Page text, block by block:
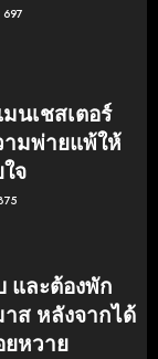
697
นเชสเตอร์
มพ่ายแพ้ให้
จ
และต้องพัก
ส หลังจากได้
ยหวาย